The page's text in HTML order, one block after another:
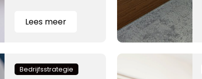
Lees meer
Bedrijfsstrategie